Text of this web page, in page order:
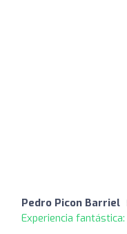
Pedro Picon Barriel
Experiencia fantástica: